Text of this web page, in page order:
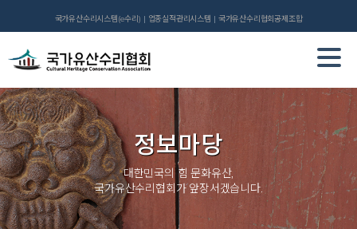
국가유산수리시스템(e수리) 업종실적관리시스템 국가유산수리협회공제조합
정보마당
대한민국의 힘 문화유산,
국가유산수리협회가 앞장서겠습니다.